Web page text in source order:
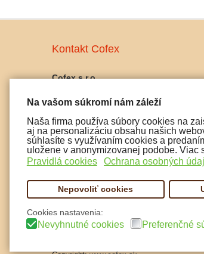
Na vašom súkromí nám záleží
Naša firma používa súbory cookies na
aj na personalizáciu obsahu našich
súhlasíte s využívaním cookies a
uložene v anonymizovanej podobe. Viac
Pravidlá cookies
Ochrana osobných
Nepovoliť cookies
Cookies nastavenia:
Nevyhnutné cookies Preferenčné
Kontakt Cofex
Cofex s.r.o.
Palackého 10, 911 01 Trenčín
IČO: 45486042
IČ DPH: SK2023025356
tel:
0915 072 722
email: cofex@cofex.sk